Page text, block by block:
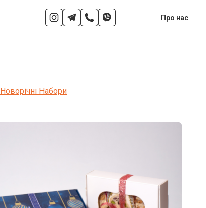
Про нас
Новорічні Набори